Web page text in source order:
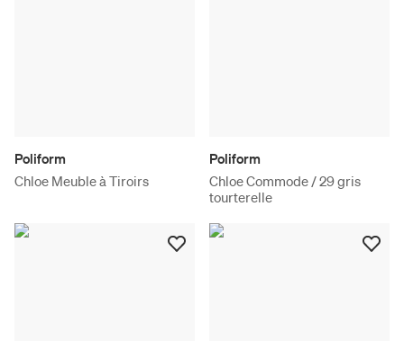
Poliform
Chloe Meuble à Tiroirs
Poliform
Chloe Commode / 29 gris
tourterelle